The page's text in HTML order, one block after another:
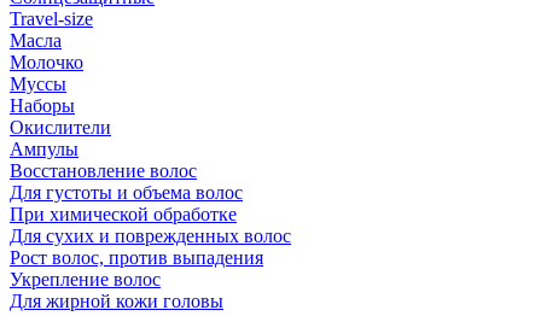
Travel-size
Масла
Молочко
Муссы
Наборы
Окислители
Ампулы
Восстановление волос
Для густоты и объема волос
При химической обработке
Для сухих и поврежденных волос
Рост волос, против выпадения
Укрепление волос
Для жирной кожи головы